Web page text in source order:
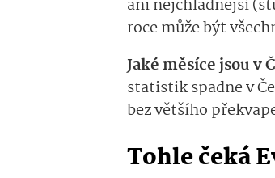
ani nejchladnější
roce může být
Jaké měsíce jsou v
statistik spadne v
bez většího
Tohle čeká